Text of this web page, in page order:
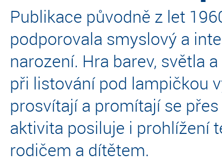
Publikace původně z let
podporovala smyslový a
narození. Hra barev, světla
při listování pod lampičkou
prosvítají a promítají se
aktivita posiluje i prohlížení
rodičem a dítětem.